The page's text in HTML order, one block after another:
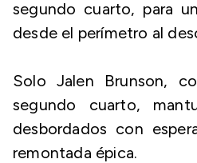
segundo cuarto, para
desde el perímetro al
Solo Jalen Brunson,
segundo cuarto,
desbordados con
remontada épica.